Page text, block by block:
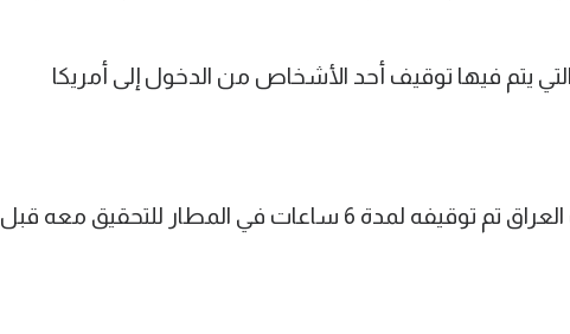
يتم فيها توقيف أحد الأشخاص من الدخول إلى أمريكا
وكان أيمن حسين قائد منتخب العراق تم توقيفه لمدة 6 ساعات في المطار للتحقيق معه قبل